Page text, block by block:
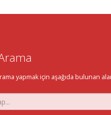
yapmak için aşağıda bulunan